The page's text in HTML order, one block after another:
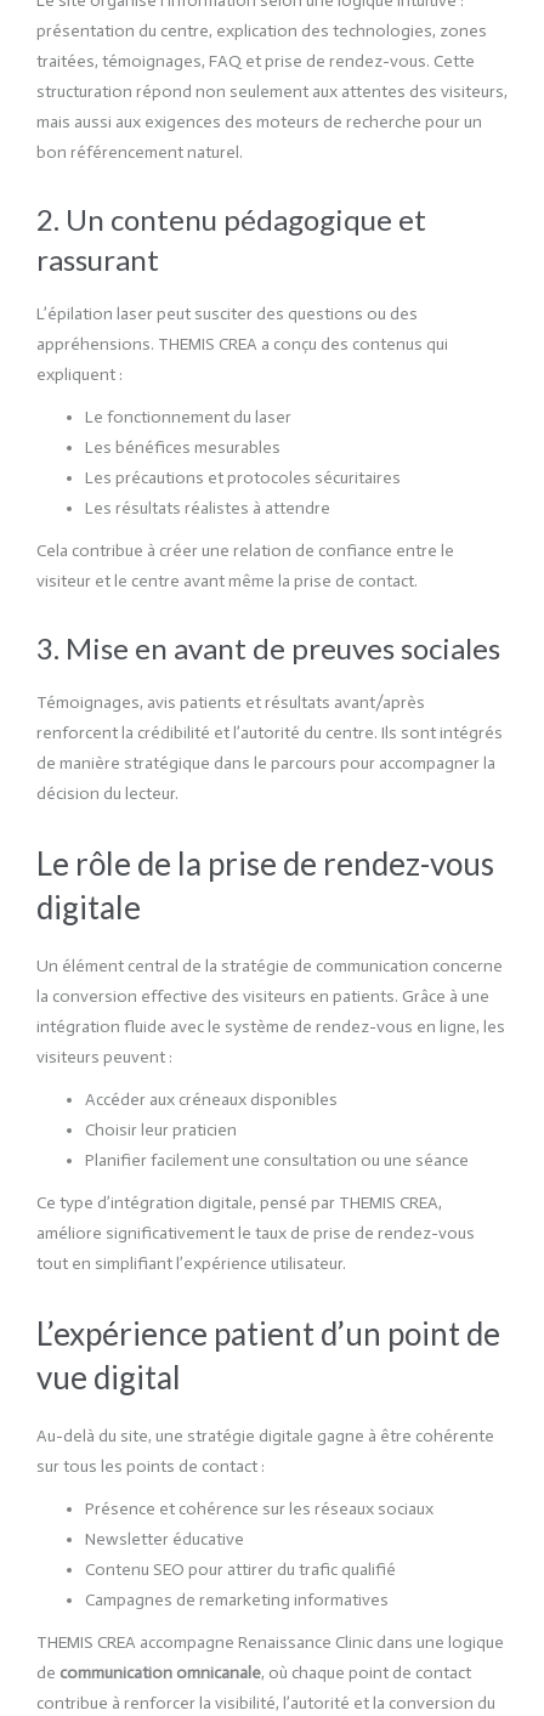
présentation du centre, explication des technologies, zones
traitées, témoignages, FAQ et prise de rendez-vous. Cette
structuration répond non seulement aux attentes des visiteurs,
mais aussi aux exigences des moteurs de recherche pour un
bon référencement naturel.
2. Un contenu pédagogique et
rassurant
L’épilation laser peut susciter des questions ou des
appréhensions. THEMIS CREA a conçu des contenus qui
expliquent :
Le fonctionnement du laser
Les bénéfices mesurables
Les précautions et protocoles sécuritaires
Les résultats réalistes à attendre
Cela contribue à créer une relation de confiance entre le
visiteur et le centre avant même la prise de contact.
3. Mise en avant de preuves sociales
Témoignages, avis patients et résultats avant/après
renforcent la crédibilité et l’autorité du centre. Ils sont intégrés
de manière stratégique dans le parcours pour accompagner la
décision du lecteur.
Le rôle de la prise de rendez-vous
digitale
Un élément central de la stratégie de communication concerne
la conversion effective des visiteurs en patients. Grâce à une
intégration fluide avec le système de rendez-vous en ligne, les
visiteurs peuvent :
Accéder aux créneaux disponibles
Choisir leur praticien
Planifier facilement une consultation ou une séance
Ce type d’intégration digitale, pensé par THEMIS CREA,
améliore significativement le taux de prise de rendez-vous
tout en simplifiant l’expérience utilisateur.
L’expérience patient d’un point de
vue digital
Au-delà du site, une stratégie digitale gagne à être cohérente
sur tous les points de contact :
Présence et cohérence sur les réseaux sociaux
Newsletter éducative
Contenu SEO pour attirer du trafic qualifié
Campagnes de remarketing informatives
THEMIS CREA accompagne Renaissance Clinic dans une logique
de communication omnicanale, où chaque point de contact
contribue à renforcer la visibilité, l’autorité et la conversion du